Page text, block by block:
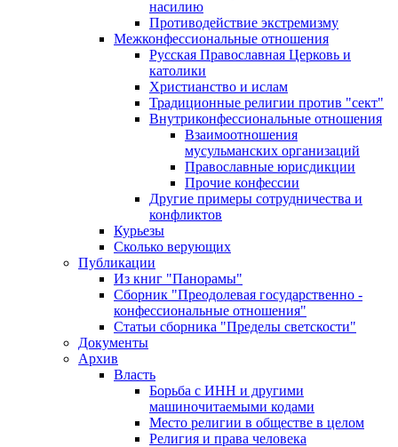
насилию
Противодействие экстремизму
Межконфессиональные отношения
Русская Православная Церковь и
католики
Христианство и ислам
Традиционные религии против "сект"
Внутриконфессиональные отношения
Взаимоотношения
мусульманских организаций
Православные юрисдикции
Прочие конфессии
Другие примеры сотрудничества и
конфликтов
Курьезы
Сколько верующих
Публикации
Из книг "Панорамы"
Сборник "Преодолевая государственно -
конфессиональные отношения"
Статьи сборника "Пределы светскости"
Документы
Архив
Власть
Борьба с ИНН и другими
машиночитаемыми кодами
Место религии в обществе в целом
Религия и права человека